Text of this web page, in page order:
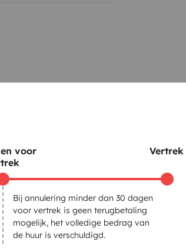
voor
Bij annulering minder dan 30 dagen
voor vertrek is geen terugbetaling
mogelijk, het volledige bedrag van
de huur is verschuldigd.
Vertrek